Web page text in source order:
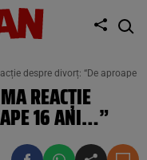
despre divorț: “De aproape
REACȚIE
16 ANI…”